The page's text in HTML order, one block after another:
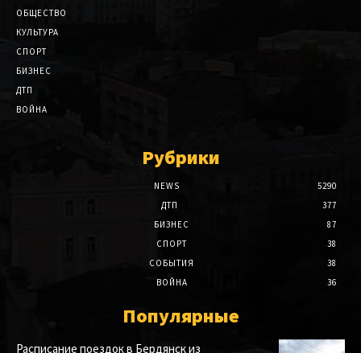
ОБЩЕСТВО
КУЛЬТУРА
СПОРТ
БИЗНЕС
ДТП
ВОЙНА
Рубрики
NEWS
5290
ДТП
377
БИЗНЕС
87
СПОРТ
38
СОБЫТИЯ
38
ВОЙНА
36
Популярные
Расписание поездок в Бердянск из